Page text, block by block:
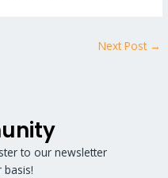
Next Post →
to our newsletter
basis!